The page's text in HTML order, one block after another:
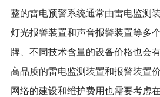
整的雷电预警系统通常由雷电监测
灯光报警装置和声音报警装置等多
牌、不同技术含量的设备价格也会
高品质的雷电监测装置和报警装置
网络的建设和维护费用也需要考虑